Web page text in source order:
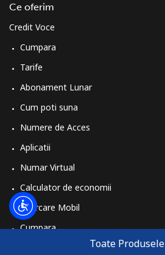
Toate Produsele
Ce oferim
Credit Voce
Cumpara
Tarife
Abonament Lunar
Cum poti suna
Numere de Acces
Aplicatii
Numar Virtual
Calculator de economii
Reincarcare Mobil
Cumpara